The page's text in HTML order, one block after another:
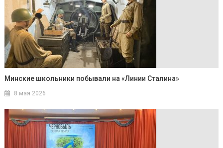
Минские школьники побывали на «Линии Сталина»
8 мая 2026